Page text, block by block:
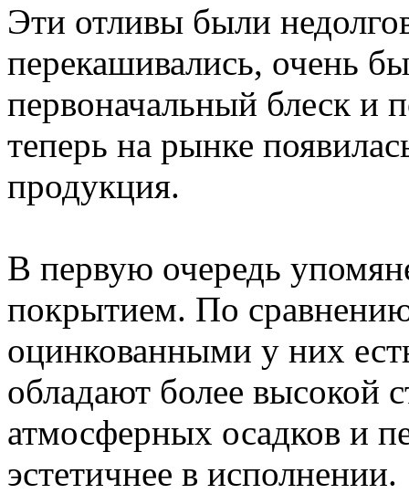
Эти отливы были
перекашивались, очень
первоначальный блеск и
теперь на рынке
продукция.
В первую очередь
покрытием. По
оцинкованными у них
обладают более высокой
атмосферных осадков и
эстетичнее в исполнении.